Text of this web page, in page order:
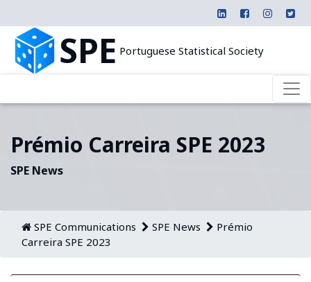
SPE Portuguese Statistical Society
Prémio Carreira SPE 2023
SPE News
SPE Communications SPE News
Prémio
Carreira SPE 2023